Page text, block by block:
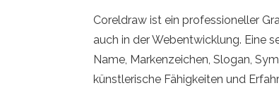
Coreldraw ist ein professioneller
auch in der Webentwicklung. Eine
Name, Markenzeichen, Slogan,
künstlerische Fähigkeiten und